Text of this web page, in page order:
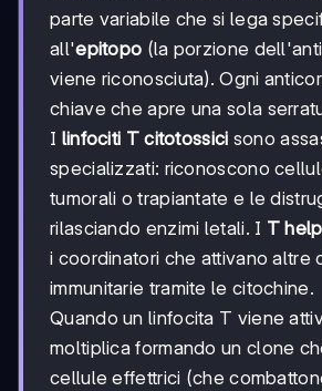
parte variabile che si lega
all'epitopo (la porzione
viene riconosciuta). Ogni
chiave che apre una sola
I linfociti T citotossici sono
specializzati: riconoscono
tumorali o trapiantate e le
rilasciando enzimi letali. I T
i coordinatori che attivano altre
immunitarie tramite le citochine.
Quando un linfocita T viene
moltiplica formando un clone
cellule effettrici (che